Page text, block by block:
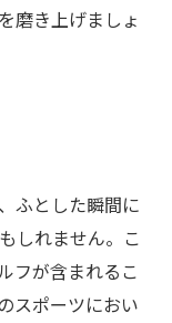
磨き上げましょ
ふとした瞬間に
しれません。こ
フが含まれるこ
スポーツにおい